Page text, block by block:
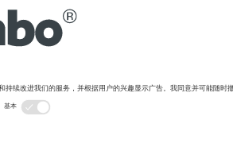
360, Roma Norte, Cuauhtémoc, 06700
法律实体可能会因地点、活动和/或领域而有